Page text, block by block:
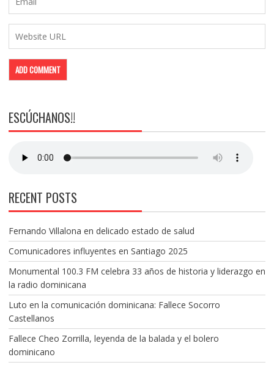
ESCÚCHANOS!!
RECENT POSTS
Fernando Villalona en delicado estado de salud
Comunicadores influyentes en Santiago 2025
Monumental 100.3 FM celebra 33 años de historia y liderazgo en
la radio dominicana
Luto en la comunicación dominicana: Fallece Socorro
Castellanos
Fallece Cheo Zorrilla, leyenda de la balada y el bolero
dominicano